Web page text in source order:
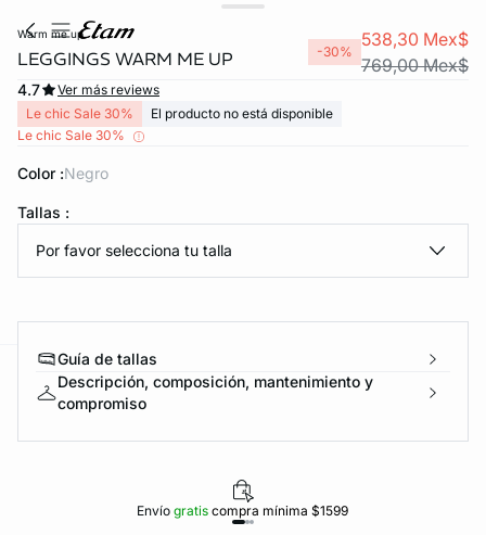
warm me up
LEGGINGS WARM ME UP -30%
538,30 Mex$
769,00 Mex$
4.7
Ver más reviews
Le chic Sale 30%
El producto no está disponible
Le chic Sale 30%
Color : negro
Tallas :
Por favor selecciona tu talla
Guía de tallas
Descripción, composición, mantenimiento y
compromiso
Envíogratiscompra mínima $1599